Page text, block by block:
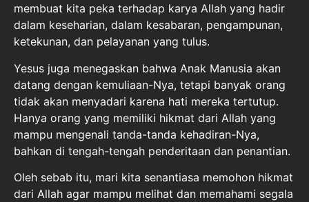
membuat kita peka terhadap karya Allah yang hadir
dalam keseharian, dalam kesabaran, pengampunan,
ketekunan, dan pelayanan yang tulus.
Yesus juga menegaskan bahwa Anak Manusia akan
datang dengan kemuliaan-Nya, tetapi banyak orang
tidak akan menyadari karena hati mereka tertutup.
Hanya orang yang memiliki hikmat dari Allah yang
mampu mengenali tanda-tanda kehadiran-Nya,
bahkan di tengah-tengah penderitaan dan penantian.
Oleh sebab itu, mari kita senantiasa memohon hikmat
dari Allah agar mampu melihat dan memahami segala